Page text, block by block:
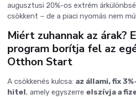
augusztusi 20%-os extrém
csökkent – de a piaci nyomás nem
Miért zuhannak az árak?
program borítja fel az
Otthon Start
A csökkenés kulcsa: az állami, fix
hitel, amely egyszerre elszívja a